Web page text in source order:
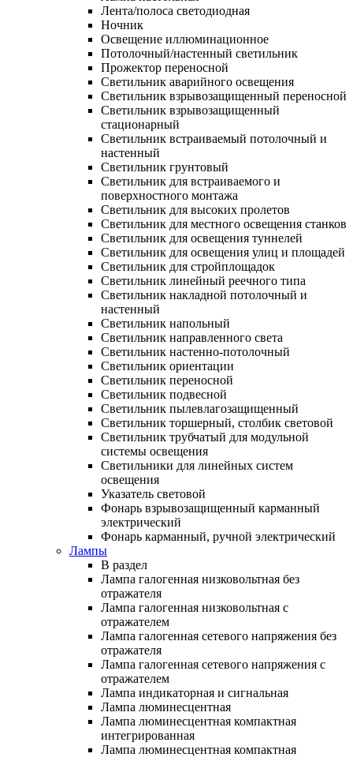
Лента/полоса светодиодная
Ночник
Освещение иллюминационное
Потолочный/настенный светильник
Прожектор переносной
Светильник аварийного освещения
Светильник взрывозащищенный переносной
Светильник взрывозащищенный
стационарный
Светильник встраиваемый потолочный и
настенный
Светильник грунтовый
Светильник для встраиваемого и
поверхностного монтажа
Светильник для высоких пролетов
Светильник для местного освещения станков
Светильник для освещения туннелей
Светильник для освещения улиц и площадей
Светильник для стройплощадок
Светильник линейный реечного типа
Светильник накладной потолочный и
настенный
Светильник напольный
Светильник направленного света
Светильник настенно-потолочный
Светильник ориентации
Светильник переносной
Светильник подвесной
Светильник пылевлагозащищенный
Светильник торшерный, столбик световой
Светильник трубчатый для модульной
системы освещения
Светильники для линейных систем
освещения
Указатель световой
Фонарь взрывозащищенный карманный
электрический
Фонарь карманный, ручной электрический
Лампы
В раздел
Лампа галогенная низковольтная без
отражателя
Лампа галогенная низковольтная с
отражателем
Лампа галогенная сетевого напряжения без
отражателя
Лампа галогенная сетевого напряжения с
отражателем
Лампа индикаторная и сигнальная
Лампа люминесцентная
Лампа люминесцентная компактная
интегрированная
Лампа люминесцентная компактная